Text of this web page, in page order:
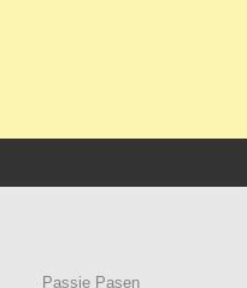
Passie Pasen